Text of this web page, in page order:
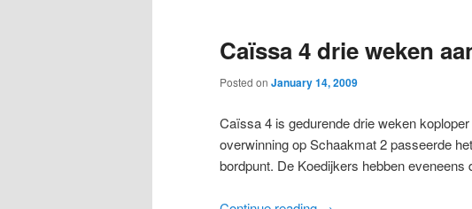
Caïssa 4 drie weken
Posted on January 14, 2009
Caïssa 4 is gedurende drie weken
overwinning op Schaakmat 2 passeerde
bordpunt. De Koedijkers hebben